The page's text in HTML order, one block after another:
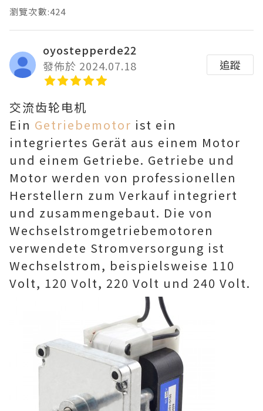
瀏覽次數:424
oyostepperde22
發佈於 2024.07.18
追蹤
交流齿轮电机
Ein Getriebemotor ist ein
integriertes Gerät aus einem Motor
und einem Getriebe. Getriebe und
Motor werden von professionellen
Herstellern zum Verkauf integriert
und zusammengebaut. Die von
Wechselstromgetriebemotoren
verwendete Stromversorgung ist
Wechselstrom, beispielsweise 110
Volt, 120 Volt, 220 Volt und 240 Volt.